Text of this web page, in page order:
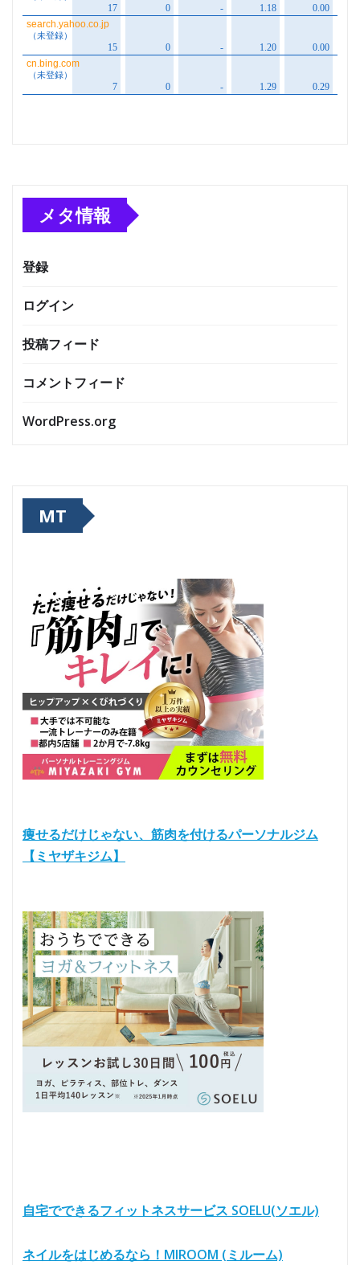
メタ情報
登録
ログイン
投稿フィード
コメントフィード
WordPress.org
MT
痩せるだけじゃない、筋肉を付けるパーソナルジム
【ミヤザキジム】
自宅でできるフィットネスサービス SOELU(ソエル)
ネイルをはじめるなら！MIROOM (ミルーム)